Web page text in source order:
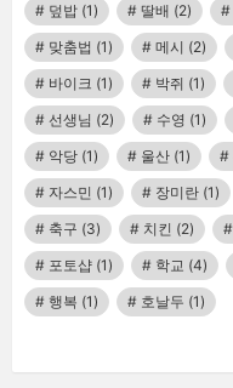
덮밥 (1) 딸배 (2)
맞춤법 (1) 메시 (2)
바이크 (1) 박쥐 (1)
선생님 (2) 수영 (1)
악당 (1) 울산 (1)
자스민 (1) 장미란 (1)
축구 (3) 치킨 (2)
포토샵 (1) 학교 (4)
행복 (1) 호날두 (1)